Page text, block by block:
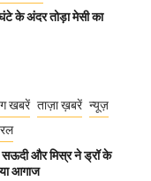
के अंदर तोड़ा मेसी का
खबरें ताज़ा ख़बरें न्यूज़
और मिस्र ने ड्रॉ के
आगाज